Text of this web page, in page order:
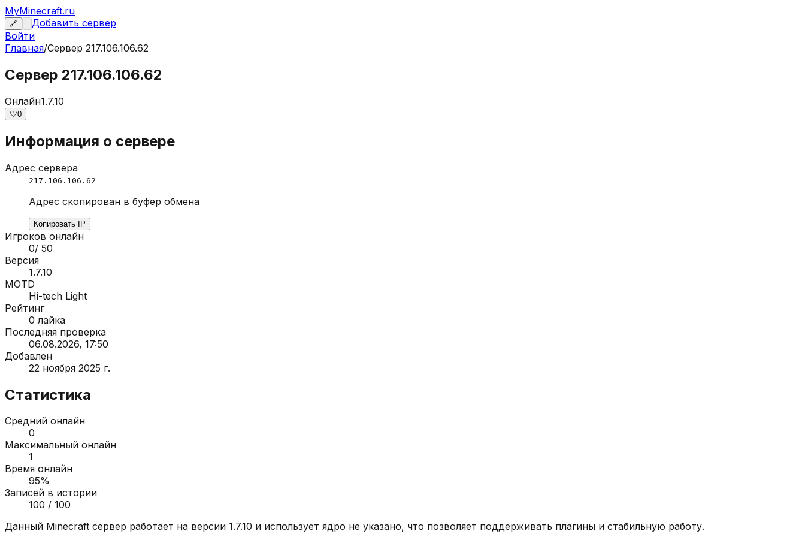
MyMinecraft.ru
🔗
Добавить сервер
Войти
Главная/Сервер 217.106.106.62
Сервер 217.106.106.62
Онлайн1.7.10
🤍0
Информация о сервере
Адрес сервера
217.106.106.62
Адрес скопирован в буфер обмена
Копировать IP
Игроков онлайн
0/ 50
Версия
1.7.10
MOTD
Hi-tech Light
Рейтинг
0 лайка
Последняя проверка
06.08.2026, 17:50
Добавлен
22 ноября 2025 г.
Статистика
Средний онлайн
0
Максимальный онлайн
1
Время онлайн
95%
Записей в истории
100 / 100
Данный Minecraft сервер работает на версии 1.7.10 и использует ядро не указано, что позволяет поддерживать плагины и стабильную работу.